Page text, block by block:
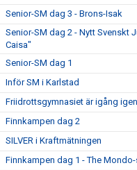
Senior-SM dag 3 - Brons-Isak
Senior-SM dag 2 - Nytt Svenskt
Caisa"
Senior-SM dag 1
Inför SM i Karlstad
Friidrottsgymnasiet är igång
Finnkampen dag 2
SILVER i Kraftmätningen
Finnkampen dag 1 - The